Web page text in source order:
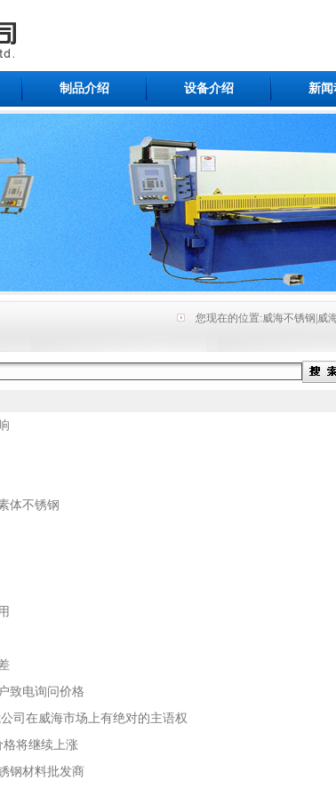
制品介绍 设备介绍 新闻
您现在的位置:威海不锈钢|威
体不锈钢
致电询问价格
司在威海市场上有绝对的主语权
格将继续上涨
钢材料批发商